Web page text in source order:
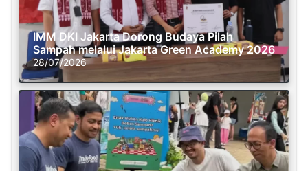
IMM DKI Jakarta Dorong Budaya Pilah
Sampah melalui Jakarta Green Academy 2026
28/07/2026